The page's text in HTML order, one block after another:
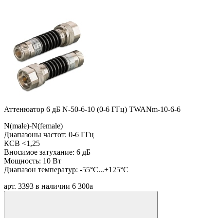
Аттенюатор 6 дБ N-50-6-10 (0-6 ГГц) TWANm-10-6-6
N(male)-N(female)
Диапазоны частот: 0-6 ГГц
КСВ <1,25
Вносимое затухание: 6 дБ
Мощность: 10 Вт
Диапазон температур: -55°C...+125°C
арт. 3393 в наличии 6 300a